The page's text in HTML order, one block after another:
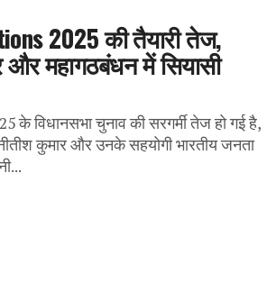
2025 की तैयारी तेज,
और महागठबंधन में सियासी
के विधानसभा चुनाव की सरगर्मी तेज हो गई है,
कुमार और उनके सहयोगी भारतीय जनता